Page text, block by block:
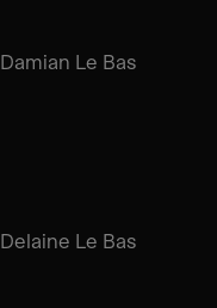
Damian Le Bas
Delaine Le Bas